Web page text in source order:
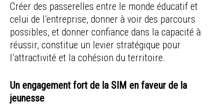
Créer des passerelles entre le monde éducatif et
celui de l’entreprise, donner à voir des parcours
possibles, et donner confiance dans la capacité à
réussir, constitue un levier stratégique pour
l’attractivité et la cohésion du territoire.
Un engagement fort de la SIM en faveur de la
jeunesse